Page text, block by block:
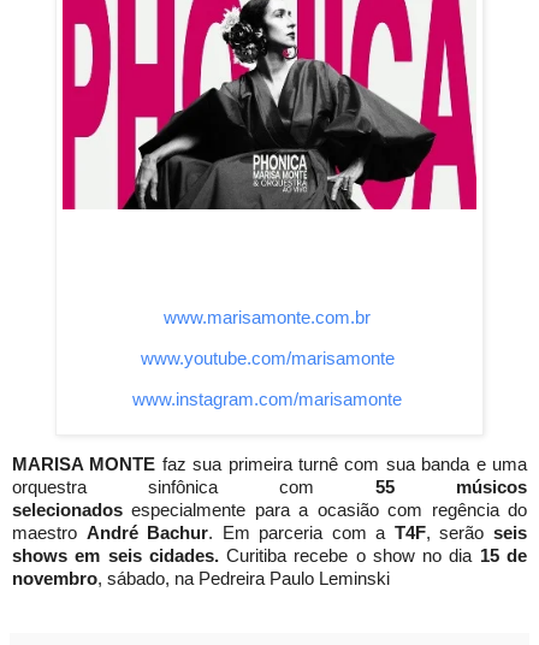
www.marisamonte.com.br
www.youtube.com/marisamonte
www.instagram.com/marisamonte
MARISA MONTE faz sua primeira turnê com sua banda e uma
orquestra sinfônica com 55 músicos
selecionados especialmente para a ocasião com regência do
maestro André Bachur. Em parceria com a T4F, serãoseis
shows em seis cidades.Curitiba recebe o show no dia 15 de
novembro, sábado, na Pedreira Paulo Leminski